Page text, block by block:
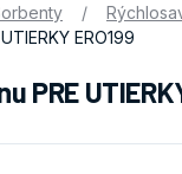
/
ERO199
PRE